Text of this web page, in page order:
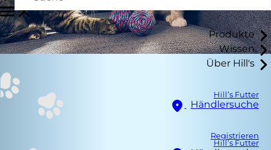
Produkte
Wissen
Über Hill's
Hill’s Futter
Händlersuche
Registrieren
Hill’s Futter